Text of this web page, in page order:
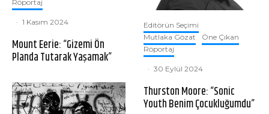
Röportaj
· 1 Kasım 2024
Mount Eerie: “Gizemi Ön
Planda Tutarak Yaşamak”
Editörün Seçimi
Mutlaka Gözat
Öne Çıkan
Röportaj
· 30 Eylül 2024
Thurston Moore: “Sonic
Youth Benim Çocukluğumdu”